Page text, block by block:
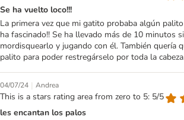
Se ha vuelto loco!!!
La primera vez que mi gatito probaba algún
ha fascinado!! Se ha llevado más de 10 minutos
mordisquearlo y jugando con él. También quería
palito para poder restregárselo por toda la
04/07/24 | Andrea
This is a stars rating area from zero to 5: 5/5
les encantan los palos